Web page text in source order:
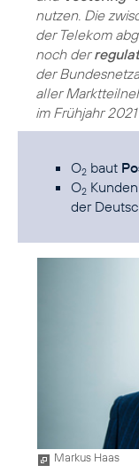
nutzen. Die
der Telekom
noch der
der
aller
im Frühjahr
O2 baut
O2
der
Markus Haas